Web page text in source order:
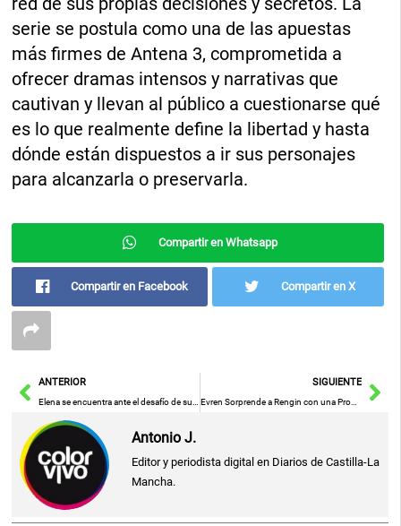
serie se postula como una de las apuestas
más firmes de Antena 3, comprometida a
ofrecer dramas intensos y narrativas que
cautivan y llevan al público a cuestionarse qué
es lo que realmente define la libertad y hasta
dónde están dispuestos a ir sus personajes
para alcanzarla o preservarla.
Compartir en Whatsapp
Compartir en Facebook Compartir en X
AntANTERIOR
Elena se encuentra ante el desafío de superar una amenaza emergente
SIGUIENTE
Evren Sorprende a Rengin con una Propuesta Inesperada
Antonio J.
Editor y periodista digital en Diarios de Castilla-La
Mancha.